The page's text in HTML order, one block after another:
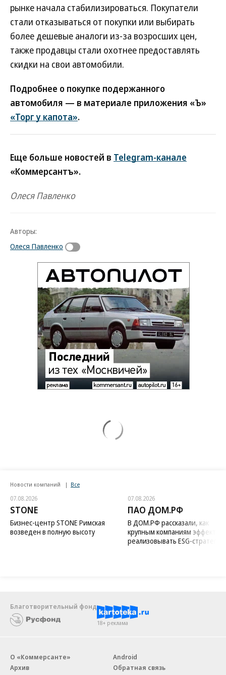
рынке начала стабилизироваться. Покупатели
стали отказываться от покупки или выбирать
более дешевые аналоги из-за возросших цен,
также продавцы стали охотнее предоставлять
скидки на свои автомобили.
Подробнее о покупке подержанного
автомобиля — в материале приложения «Ъ»
«Торг у капота».
Еще больше новостей в Telegram-канале
«Коммерсантъ».
Олеся Павленко
Авторы:
Олеся Павленко
Новости компаний Все
07.08.2026
STONE
Бизнес-центр STONE Римская
возведен в полную высоту
07.08.2026
ПАО ДОМ.РФ
В ДОМ.РФ рассказали, как
крупным компаниям
реализовывать ESG-стратегию
Благотворительный фонд
18+ реклама
О «Коммерсанте»
Архив
Android
Обратная связь